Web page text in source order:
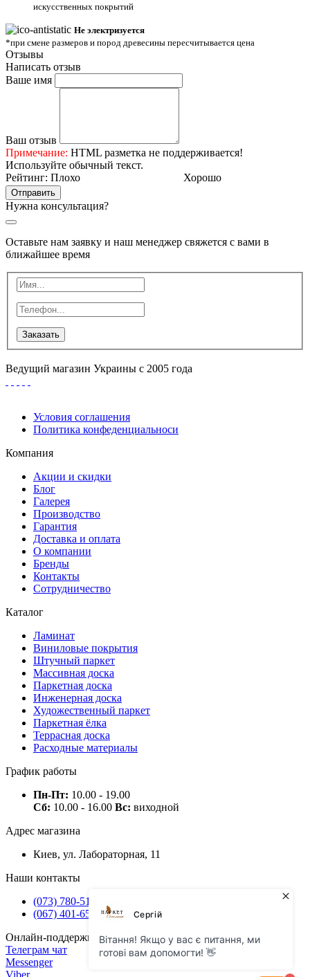
искусственных покрытий
Не электризуется
*при смене размеров и пород древесины пересчитывается цена
Отзывы
Написать отзыв
Ваше имя
Ваш отзыв
Примечание: HTML разметка не поддерживается!
Используйте обычный текст.
Рейтинг: Плохо Хорошо
Отправить
Нужна консультация?
Оставьте нам заявку и наш менеджер свяжется с вами в
ближайшее время
Заказать
Ведущий магазин Украины с 2005 года
Условия соглашения
Политика конфеденциальноси
Компания
Акции и скидки
Блог
Галерея
Производство
Гарантия
Доставка и оплата
О компании
Бренды
Контакты
Сотрудничество
Каталог
Ламинат
Виниловые покрытия
Штучный паркет
Массивная доска
Паркетная доска
Инженерная доска
Художественный паркет
Паркетная ёлка
Террасная доска
Расходные материалы
График работы
Пн-Пт: 10.00 - 19.00
Сб: 10.00 - 16.00 Вс: виходной
Адрес магазина
Киев, ул. Лабораторная, 11
Наши контакты
(073) 780-51-50
(067) 401-65-71
Онлайн-поддержка
Телеграм чат
Messenger
Viber